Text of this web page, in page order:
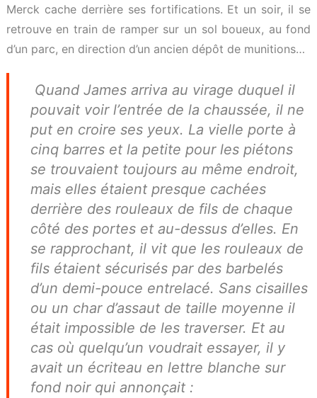
Merck cache derrière ses fortifications. Et un soir, il se
retrouve en train de ramper sur un sol boueux, au fond
d’un parc, en direction d’un ancien dépôt de munitions…
Quand James arriva au virage duquel il
pouvait voir l’entrée de la chaussée, il ne
put en croire ses yeux. La vielle porte à
cinq barres et la petite pour les piétons
se trouvaient toujours au même endroit,
mais elles étaient presque cachées
derrière des rouleaux de fils de chaque
côté des portes et au-dessus d’elles. En
se rapprochant, il vit que les rouleaux de
fils étaient sécurisés par des barbelés
d’un demi-pouce entrelacé. Sans cisailles
ou un char d’assaut de taille moyenne il
était impossible de les traverser. Et au
cas où quelqu’un voudrait essayer, il y
avait un écriteau en lettre blanche sur
fond noir qui annonçait :